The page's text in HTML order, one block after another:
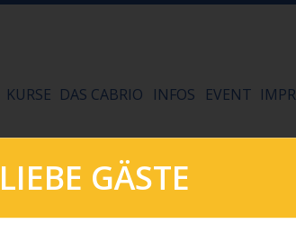
KURSE DAS CABRIO INFOS EVENT
LIEBE GÄSTE